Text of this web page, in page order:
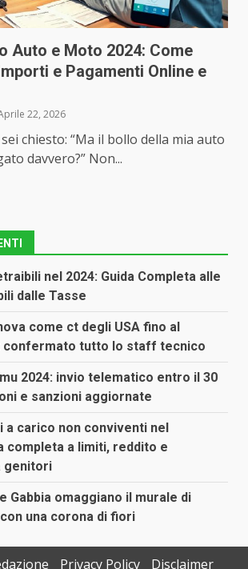
Auto e Moto 2024: Come
e Pagamenti Online e
22, 2026
chiesto: “Ma il bollo della mia auto
davvero?” Non...
nel 2024: Guida Completa alle
dalle Tasse
come ct degli USA fino al
confermato tutto lo staff tecnico
2024: invio telematico entro il 30
e sanzioni aggiornate
a carico non conviventi nel
completa a limiti, reddito e
genitori
Gabbia omaggiano il murale di
una corona di fiori
Privacy Policy Disclaimer